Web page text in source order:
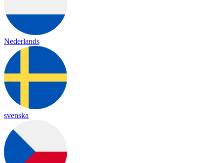
Nederlands
svenska